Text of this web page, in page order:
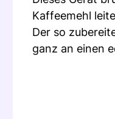
Kaffeemehl
Der so
ganz an einen